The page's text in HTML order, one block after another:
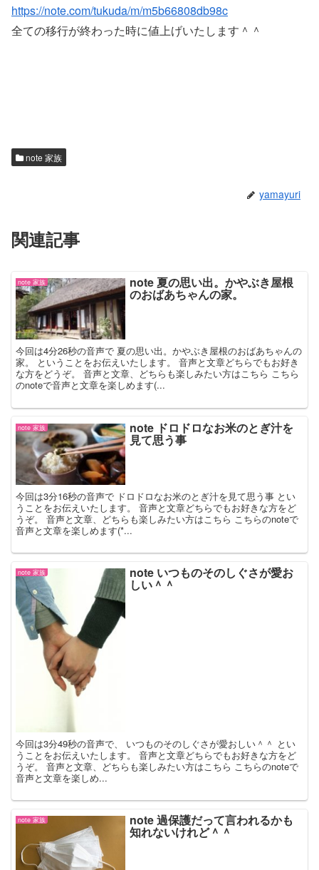
https://note.com/tukuda/m/m5b66808db98c
全ての移行が終わった時に値上げいたします＾＾
note 家族
yamayuri
関連記事
note 家族 note 夏の思い出。かやぶき屋根
のおばあちゃんの家。
今回は4分26秒の音声で 夏の思い出。かやぶき屋根のおばあちゃんの
家。 ということをお伝えいたします。 音声と文章どちらでもお好き
な方をどうぞ。 音声と文章、どちらも楽しみたい方はこちら こちら
のnoteで音声と文章を楽しめます(...
note 家族 note ドロドロなお米のとぎ汁を
見て思う事
今回は3分16秒の音声で ドロドロなお米のとぎ汁を見て思う事 とい
うことをお伝えいたします。 音声と文章どちらでもお好きな方をど
うぞ。 音声と文章、どちらも楽しみたい方はこちら こちらのnoteで
音声と文章を楽しめます(*...
note 家族 note いつものそのしぐさが愛お
しい＾＾
今回は3分49秒の音声で、 いつものそのしぐさが愛おしい＾＾ とい
うことをお伝えいたします。 音声と文章どちらでもお好きな方をど
うぞ。 音声と文章、どちらも楽しみたい方はこちら こちらのnoteで
音声と文章を楽しめ...
note 家族 note 過保護だって言われるかも
知れないけれど＾＾